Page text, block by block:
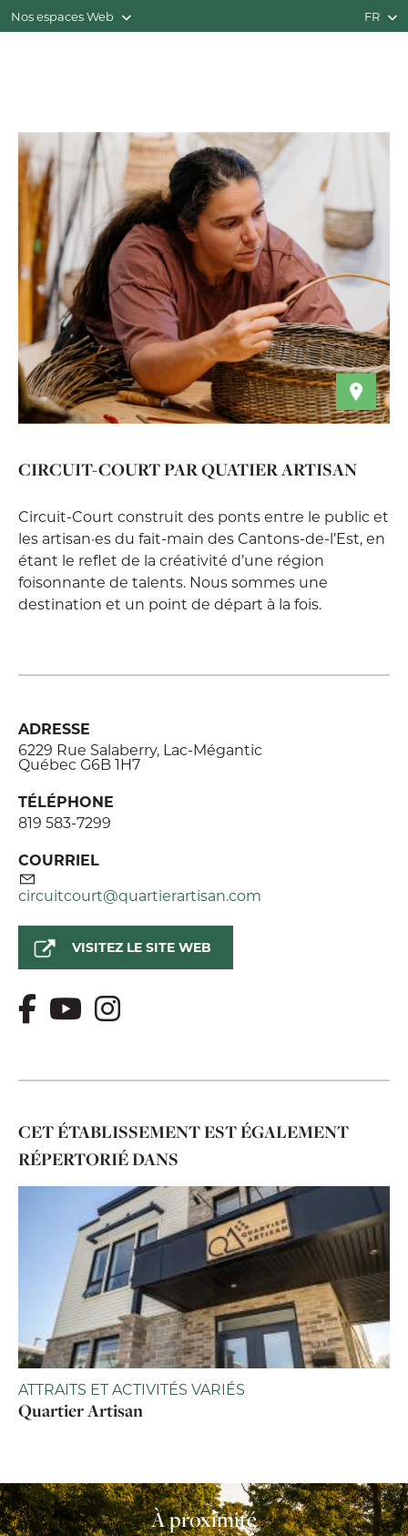
Nos espaces Web FR
CIRCUIT-COURT PAR QUATIER ARTISAN
Circuit-Court construit des ponts entre le public et
les artisan·es du fait-main des Cantons-de-l’Est, en
étant le reflet de la créativité d’une région
foisonnante de talents. Nous sommes une
destination et un point de départ à la fois.
ADRESSE
6229 Rue Salaberry, Lac-Mégantic
Québec G6B 1H7
TÉLÉPHONE
819 583-7299
COURRIEL
circuitcourt@quartierartisan.com
VISITEZ LE SITE WEB
CET ÉTABLISSEMENT EST ÉGALEMENT
RÉPERTORIÉ DANS
ATTRAITS ET ACTIVITÉS VARIÉS
Quartier Artisan
À proximité